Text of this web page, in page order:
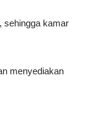
sehingga kamar
menyediakan